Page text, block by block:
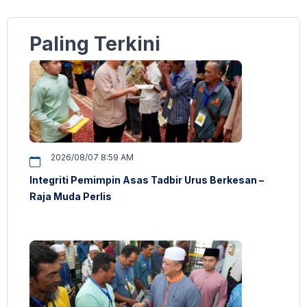
Paling Terkini
2026/08/07 8:59 AM
Integriti Pemimpin Asas Tadbir Urus Berkesan –
Raja Muda Perlis